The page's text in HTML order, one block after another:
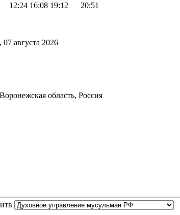
12:24 16:08 19:12
20:51
августа 2026
область, Россия